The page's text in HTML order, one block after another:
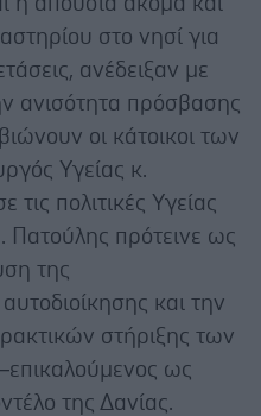
στο νησί για
ανέδειξαν με
ανισότητα πρόσβασης
οι κάτοικοι των
Υγείας κ.
πολιτικές Υγείας
Πατούλης πρότεινε ως
της
και την
στήριξης των
ως
της Δανίας.